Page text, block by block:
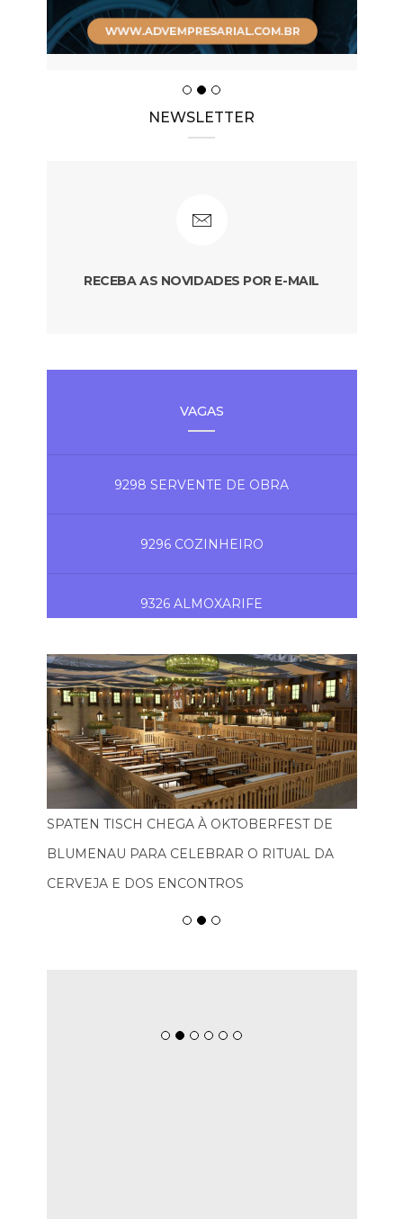
NEWSLETTER
RECEBA AS NOVIDADES POR E-MAIL
VAGAS
9298 SERVENTE DE OBRA
9296 COZINHEIRO
9326 ALMOXARIFE
SPATEN TISCH CHEGA À OKTOBERFEST DE
BLUMENAU PARA CELEBRAR O RITUAL DA
CERVEJA E DOS ENCONTROS